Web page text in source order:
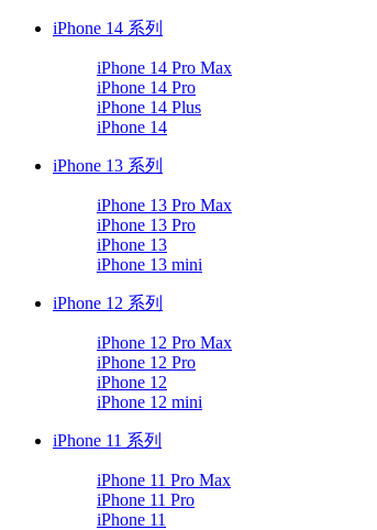
iPhone 14 系列
iPhone 14 Pro Max
iPhone 14 Pro
iPhone 14 Plus
iPhone 14
iPhone 13 系列
iPhone 13 Pro Max
iPhone 13 Pro
iPhone 13
iPhone 13 mini
iPhone 12 系列
iPhone 12 Pro Max
iPhone 12 Pro
iPhone 12
iPhone 12 mini
iPhone 11 系列
iPhone 11 Pro Max
iPhone 11 Pro
iPhone 11